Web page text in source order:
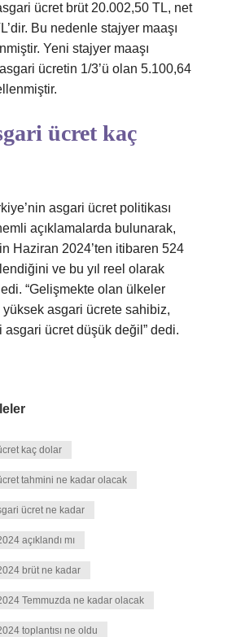
ücret brüt 20.002,50 TL, net
Bu nedenle stajyer maaşı
Yeni stajyer maaşı
ücretin 1/3’ü olan 5.100,64
ücret kaç
asgari ücret politikası
açıklamalarda bulunarak,
Haziran 2024’ten itibaren 524
ve bu yıl reel olarak
“Gelişmekte olan ülkeler
yüksek asgari ücrete sahibiz,
asgari ücret düşük değil” dedi.
kaç dolar
tahmini ne kadar olacak
ücret ne kadar
açıklandı mı
brüt ne kadar
Temmuzda ne kadar olacak
toplantısı ne oldu